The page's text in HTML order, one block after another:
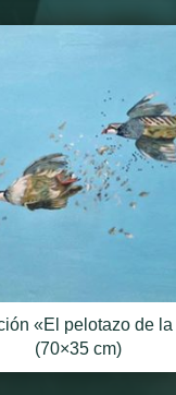
«El pelotazo de
(70×35 cm)